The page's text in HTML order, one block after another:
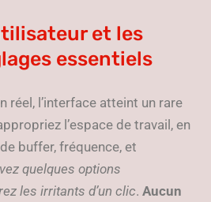
et les
essentiels
réel, l’interface atteint un rare
l’espace de travail, en
buffer, fréquence, et
quelques options
les irritants d’un clic. Aucun